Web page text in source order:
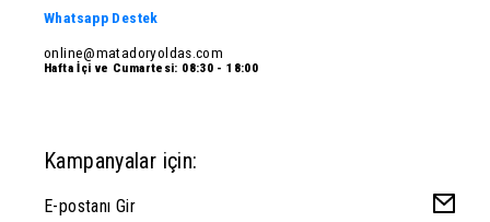
Whatsapp Destek
online@matadoryoldas.com
Hafta İçi ve Cumartesi: 08:30 - 18:00
Kampanyalar için: